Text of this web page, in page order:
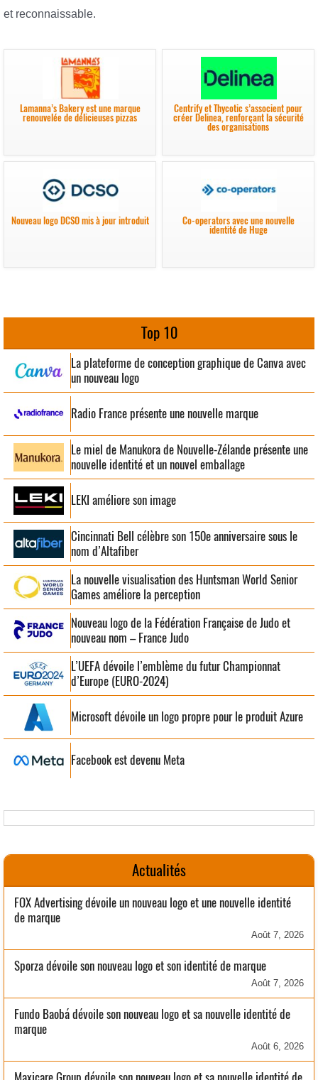
et reconnaissable.
Lamanna’s Bakery est une marque
renouvelée de délicieuses pizzas
Centrify et Thycotic s’associent pour
créer Delinea, renforçant la sécurité
des organisations
Nouveau logo DCSO mis à jour introduit Co-operators avec une nouvelle
identité de Huge
Top 10
La plateforme de conception graphique de Canva avec
un nouveau logo
Radio France présente une nouvelle marque
Le miel de Manukora de Nouvelle-Zélande présente une
nouvelle identité et un nouvel emballage
LEKI améliore son image
Cincinnati Bell célèbre son 150e anniversaire sous le
nom d’Altafiber
La nouvelle visualisation des Huntsman World Senior
Games améliore la perception
Nouveau logo de la Fédération Française de Judo et
nouveau nom – France Judo
L’UEFA dévoile l’emblème du futur Championnat
d’Europe (EURO-2024)
Microsoft dévoile un logo propre pour le produit Azure
Facebook est devenu Meta
Actualités
FOX Advertising dévoile un nouveau logo et une nouvelle identité
de marque
Août 7, 2026
Sporza dévoile son nouveau logo et son identité de marque
Août 7, 2026
Fundo Baobá dévoile son nouveau logo et sa nouvelle identité de
marque
Août 6, 2026